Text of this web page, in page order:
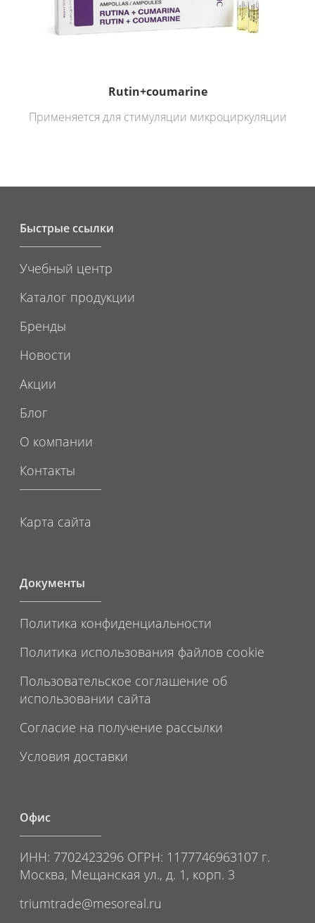
Rutin+coumarine
Применяется для стимуляции микроциркуляции
Быстрые ссылки
Учебный центр
Каталог продукции
Бренды
Новости
Акции
Блог
О компании
Контакты
Карта сайта
Документы
Политика конфиденциальности
Политика использования файлов cookie
Пользовательское соглашение об
использовании сайта
Согласие на получение рассылки
Условия доставки
Офис
ИНН: 7702423296 ОГРН: 1177746963107 г.
Москва, Мещанская ул., д. 1, корп. 3
triumtrade@mesoreal.ru